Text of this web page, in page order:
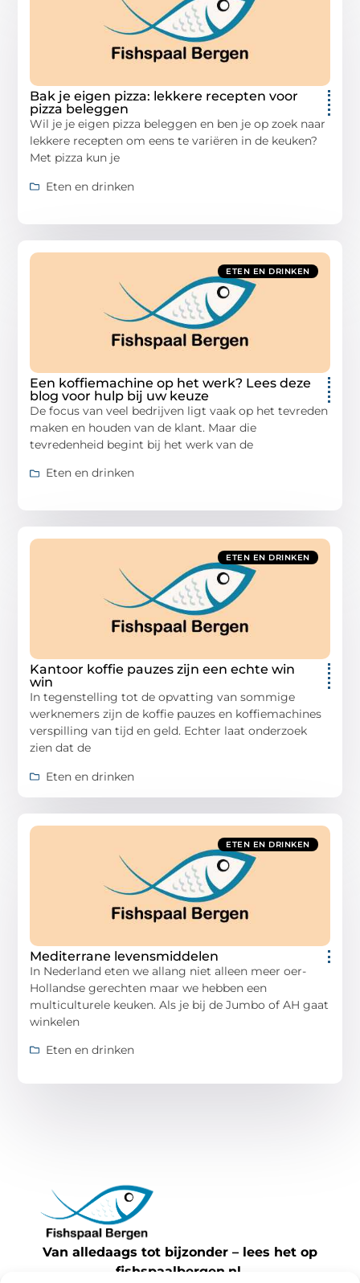
Bak je eigen pizza: lekkere recepten voor
pizza beleggen
Wil je je eigen pizza beleggen en ben je op zoek naar
lekkere recepten om eens te variëren in de keuken?
Met pizza kun je
Eten en drinken
ETEN EN DRINKEN
Een koffiemachine op het werk? Lees deze
blog voor hulp bij uw keuze
De focus van veel bedrijven ligt vaak op het tevreden
maken en houden van de klant. Maar die
tevredenheid begint bij het werk van de
Eten en drinken
ETEN EN DRINKEN
Kantoor koffie pauzes zijn een echte win
win
In tegenstelling tot de opvatting van sommige
werknemers zijn de koffie pauzes en koffiemachines
verspilling van tijd en geld. Echter laat onderzoek
zien dat de
Eten en drinken
ETEN EN DRINKEN
Mediterrane levensmiddelen
In Nederland eten we allang niet alleen meer oer-
Hollandse gerechten maar we hebben een
multiculturele keuken. Als je bij de Jumbo of AH gaat
winkelen
Eten en drinken
Van alledaags tot bijzonder – lees het op
fishspaalbergen.nl.